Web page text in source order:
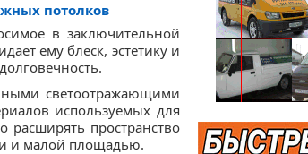
потолков
в заключительной
ему блеск, эстетику и
светоотражающими
используемых для
расширять пространство
и малой площадью.